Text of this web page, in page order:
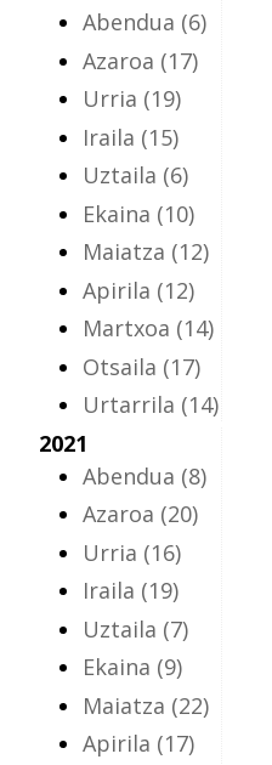
Abendua (6)
Azaroa (17)
Urria (19)
Iraila (15)
Uztaila (6)
Ekaina (10)
Maiatza (12)
Apirila (12)
Martxoa (14)
Otsaila (17)
Urtarrila (14)
2021
Abendua (8)
Azaroa (20)
Urria (16)
Iraila (19)
Uztaila (7)
Ekaina (9)
Maiatza (22)
Apirila (17)